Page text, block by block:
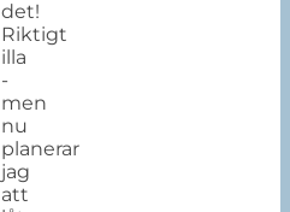
det!
Riktigt
illa
-
men
nu
planerar
jag
att